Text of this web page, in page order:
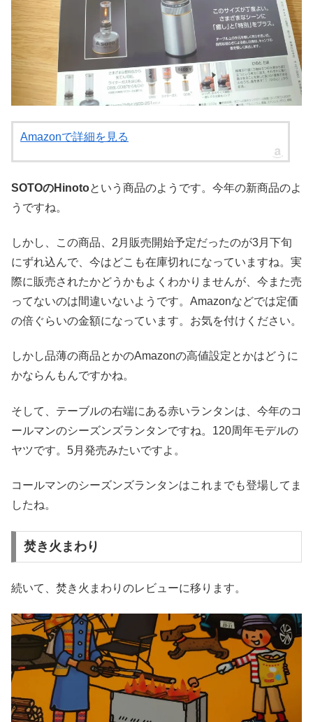
Amazonで詳細を見る
SOTOのHinotoという商品のようです。今年の新商品のよ
うですね。
しかし、この商品、2月販売開始予定だったのが3月下旬
にずれ込んで、今はどこも在庫切れになっていますね。実
際に販売されたかどうかもよくわかりませんが、今また売
ってないのは間違いないようです。Amazonなどでは定価
の倍ぐらいの金額になっています。お気を付けください。
しかし品薄の商品とかのAmazonの高値設定とかはどうに
かならんもんですかね。
そして、テーブルの右端にある赤いランタンは、今年のコ
ールマンのシーズンズランタンですね。120周年モデルの
ヤツです。5月発売みたいですよ。
コールマンのシーズンズランタンはこれまでも登場してま
したね。
焚き火まわり
続いて、焚き火まわりのレビューに移ります。